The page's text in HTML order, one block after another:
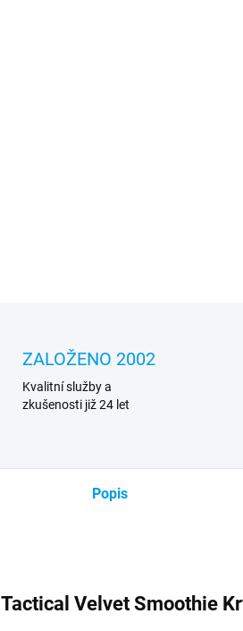
ZALOŽENO 2002
Kvalitní služby a
zkušenosti již 24 let
Popis
Tactical Velvet Smoothie